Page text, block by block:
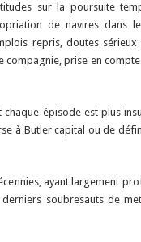
sur la poursuite
de navires dans
repris, doutes
compagnie, prise en
épisode est plus
à Butler capital ou de
ayant largement
soubresauts de